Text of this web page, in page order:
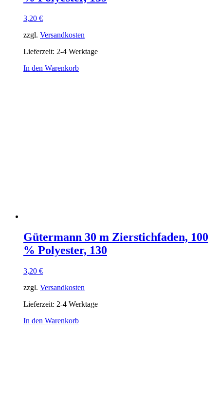
3,20 €
zzgl. Versandkosten
Lieferzeit: 2-4 Werktage
In den Warenkorb
Gütermann 30 m Zierstichfaden, 100
% Polyester, 130
3,20 €
zzgl. Versandkosten
Lieferzeit: 2-4 Werktage
In den Warenkorb